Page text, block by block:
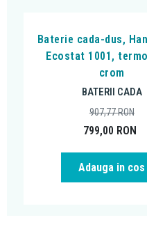
Baterie cada-dus,
Ecostat 1001,
crom
BATERII CADA
799,00 RON
907,77RON
Adauga in cos